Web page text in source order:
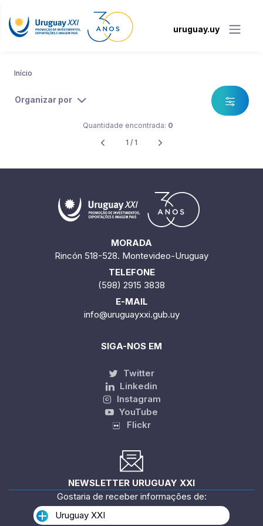
uruguay.uy
Início
Organizar por
Quantidade encontrada: 0
1 / 1
MORADA
Rincón 518-528. Montevideo-Uruguay
TELEFONE
(598) 2915 3838
E-MAIL
info@uruguayxxi.gub.uy
SIGA-NOS EM
Twitter
Linkedin
Instagram
YouTube
Flickr
NEWSLETTER URUGUAY XXI
Gostaria de receber informações de:
Uruguay XXI